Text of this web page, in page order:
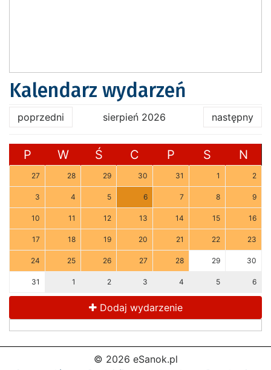
Kalendarz wydarzeń
poprzedni sierpień 2026 następny
P W Ś C P S N
27 28 29 30 31 1 2
3 4 5 6 7 8 9
10 11 12 13 14 15 16
17 18 19 20 21 22 23
24 25 26 27 28 29 30
31 1 2 3 4 5 6
Dodaj wydarzenie
© 2026 eSanok.pl